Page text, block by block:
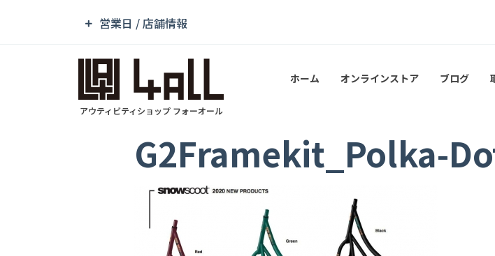
営業日 / 店舗情報
アウティビティショップ フォーオール
ホーム オンラインストア ブログ
G2Framekit_Polka-